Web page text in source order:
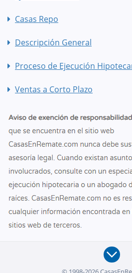
Casas Repo
Descripción General
Proceso de Ejecución
Ventas a Corto Plazo